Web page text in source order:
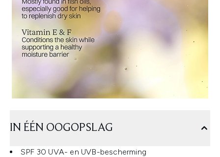
IN ÉÉN OOGOPSLAG
SPF 30 UVA- en UVB-bescherming